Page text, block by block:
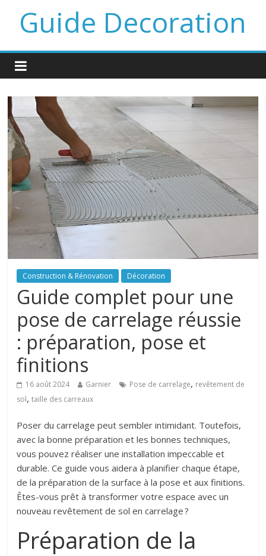
Guide Decoration
Construction & Rénovation Décoration
Guide complet pour une
pose de carrelage réussie
: préparation, pose et
finitions
16 août 2024 Garnier Pose de carrelage, revêtement de
sol,taille des carreaux
Poser du carrelage peut sembler intimidant. Toutefois,
avec la bonne préparation et les bonnes techniques,
vous pouvez réaliser une installation impeccable et
durable. Ce guide vous aidera à planifier chaque étape,
de la préparation de la surface à la pose et aux finitions.
Êtes-vous prêt à transformer votre espace avec un
nouveau revêtement de sol en carrelage ?
Préparation de la